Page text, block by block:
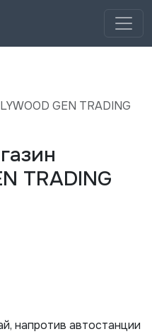
GEN TRADING
TRADING
напротив автостанции